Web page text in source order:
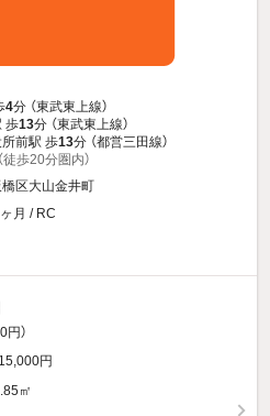
4分 （東武東上線）
歩13分 （東武東上線）
前駅 歩13分 （都営三田線）
徒歩20分圏内）
区大山金井町
月 / RC
円）
円
㎡